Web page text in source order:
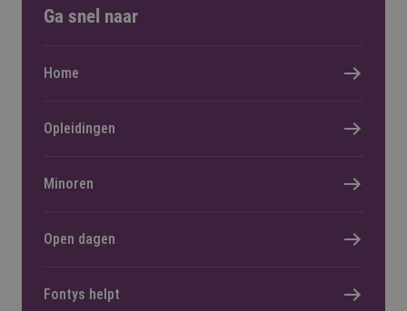
Ga snel naar
Home
Opleidingen
Minoren
Open dagen
Fontys helpt